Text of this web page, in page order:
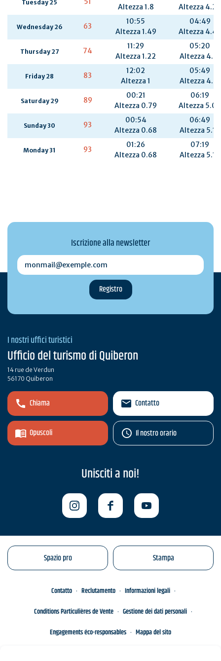
Tuesday 25
Altezza 1.8
Altezza 4.22
Wednesday 26 63
10:55
Altezza 1.49
04:49
Altezza 4.48
Thursday 27 74
11:29
Altezza 1.22
05:20
Altezza 4.71
Friday 28 83
12:02
Altezza 1
05:49
Altezza 4.91
Saturday 29 89
00:21
Altezza 0.79
06:19
Altezza 5.06
Sunday 30 93
00:54
Altezza 0.68
06:49
Altezza 5.14
Monday 31 93
01:26
Altezza 0.68
07:19
Altezza 5.14
Iscrizione alla newsletter
monmail@exemple.com
I nostri uffici turistici
Ufficio del turismo di Quiberon
14 rue de Verdun
56170 Quiberon
Chiama
Opuscoli
Contatto
Il nostro orario
Unisciti a noi!
Spazio pro Stampa
Contatto Reclutamento
Informazioni legali
Conditions Particulières de Vente
Gestione dei dati personali
Engagements éco-responsables
Mappa del sito